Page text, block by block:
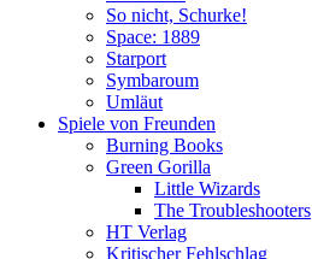
So nicht, Schurke!
Space: 1889
Starport
Symbaroum
Umläut
Spiele von Freunden
Burning Books
Green Gorilla
Little Wizards
The Troubleshooters
HT Verlag
Kritischer Fehlschlag